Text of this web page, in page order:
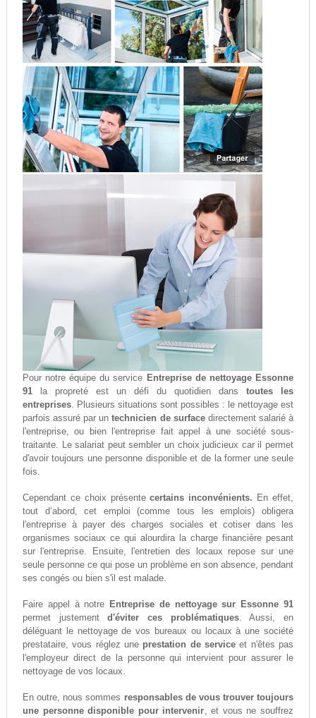
Pour notre équipe du service Entreprise de nettoyage Essonne
91la propreté est un défi du quotidien danstoutes les
entreprises. Plusieurs situations sont possibles : le nettoyage est
parfois assuré par untechnicien de surfacedirectement salarié à
l'entreprise, ou bien l'entreprise fait appel à une société sous-
traitante. Le salariat peut sembler un choix judicieux car il permet
d'avoir toujours une personne disponible et de la former une seule
fois.
Cependant ce choix présentecertains inconvénients. En effet,
tout d‘abord, cet emploi (comme tous les emplois) obligera
l'entreprise à payer des charges sociales et cotiser dans les
organismes sociaux ce qui alourdira la charge financière pesant
sur l'entreprise. Ensuite, l'entretien des locaux repose sur une
seule personne ce qui pose un problème en son absence, pendant
ses congés ou bien s'il est malade.
Faire appel à notre Entreprise de nettoyage sur Essonne 91
permet justementd'éviter ces problématiques. Aussi, en
déléguant le nettoyage de vos bureaux ou locaux à une société
prestataire, vous réglez une prestation de service et n'êtes pas
l'employeur direct de la personne qui intervient pour assurer le
nettoyage de vos locaux.
En outre, nous sommes responsables de vous trouver toujours
une personne disponible pour intervenir, et vous ne souffrez